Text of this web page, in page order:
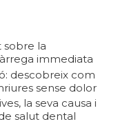
sobre la
immediata
descobreix com
sense dolor
la seva causa i
salut dental